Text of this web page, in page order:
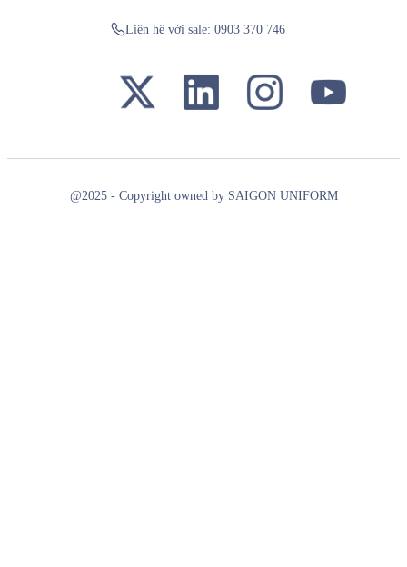
Liên hệ với sale: 0903 370 746
@2025 - Copyright owned by SAIGON UNIFORM